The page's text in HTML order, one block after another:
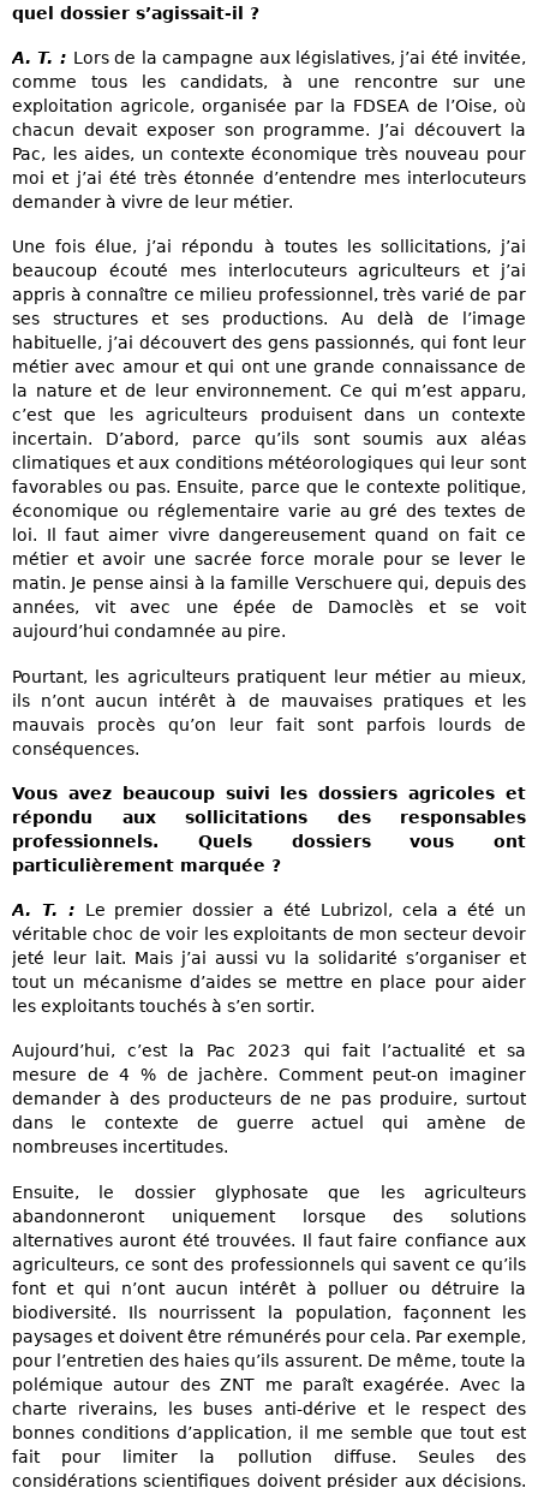
quel dossier s’agissait-il ?
A. T. : Lors de la campagne aux législatives, j’ai été invitée,
comme tous les candidats, à une rencontre sur une
exploitation agricole, organisée par la FDSEA de l’Oise, où
chacun devait exposer son programme. J’ai découvert la
Pac, les aides, un contexte économique très nouveau pour
moi et j’ai été très étonnée d’entendre mes interlocuteurs
demander à vivre de leur métier.
Une fois élue, j’ai répondu à toutes les sollicitations, j’ai
beaucoup écouté mes interlocuteurs agriculteurs et j’ai
appris à connaître ce milieu professionnel, très varié de par
ses structures et ses productions. Au delà de l’image
habituelle, j’ai découvert des gens passionnés, qui font leur
métier avec amour et qui ont une grande connaissance de
la nature et de leur environnement. Ce qui m’est apparu,
c’est que les agriculteurs produisent dans un contexte
incertain. D’abord, parce qu’ils sont soumis aux aléas
climatiques et aux conditions météorologiques qui leur sont
favorables ou pas. Ensuite, parce que le contexte politique,
économique ou réglementaire varie au gré des textes de
loi. Il faut aimer vivre dangereusement quand on fait ce
métier et avoir une sacrée force morale pour se lever le
matin. Je pense ainsi à la famille Verschuere qui, depuis des
années, vit avec une épée de Damoclès et se voit
aujourd’hui condamnée au pire.
Pourtant, les agriculteurs pratiquent leur métier au mieux,
ils n’ont aucun intérêt à de mauvaises pratiques et les
mauvais procès qu’on leur fait sont parfois lourds de
conséquences.
Vous avez beaucoup suivi les dossiers agricoles et
répondu aux sollicitations des responsables
professionnels. Quels dossiers vous ont
particulièrement marquée ?
A. T. : Le premier dossier a été Lubrizol, cela a été un
véritable choc de voir les exploitants de mon secteur devoir
jeté leur lait. Mais j’ai aussi vu la solidarité s’organiser et
tout un mécanisme d’aides se mettre en place pour aider
les exploitants touchés à s’en sortir.
Aujourd’hui, c’est la Pac 2023 qui fait l’actualité et sa
mesure de 4 % de jachère. Comment peut-on imaginer
demander à des producteurs de ne pas produire, surtout
dans le contexte de guerre actuel qui amène de
nombreuses incertitudes.
Ensuite, le dossier glyphosate que les agriculteurs
abandonneront uniquement lorsque des solutions
alternatives auront été trouvées. Il faut faire confiance aux
agriculteurs, ce sont des professionnels qui savent ce qu’ils
font et qui n’ont aucun intérêt à polluer ou détruire la
biodiversité. Ils nourrissent la population, façonnent les
paysages et doivent être rémunérés pour cela. Par exemple,
pour l’entretien des haies qu’ils assurent. De même, toute la
polémique autour des ZNT me paraît exagérée. Avec la
charte riverains, les buses anti-dérive et le respect des
bonnes conditions d’application, il me semble que tout est
fait pour limiter la pollution diffuse. Seules des
considérations scientifiques doivent présider aux décisions.